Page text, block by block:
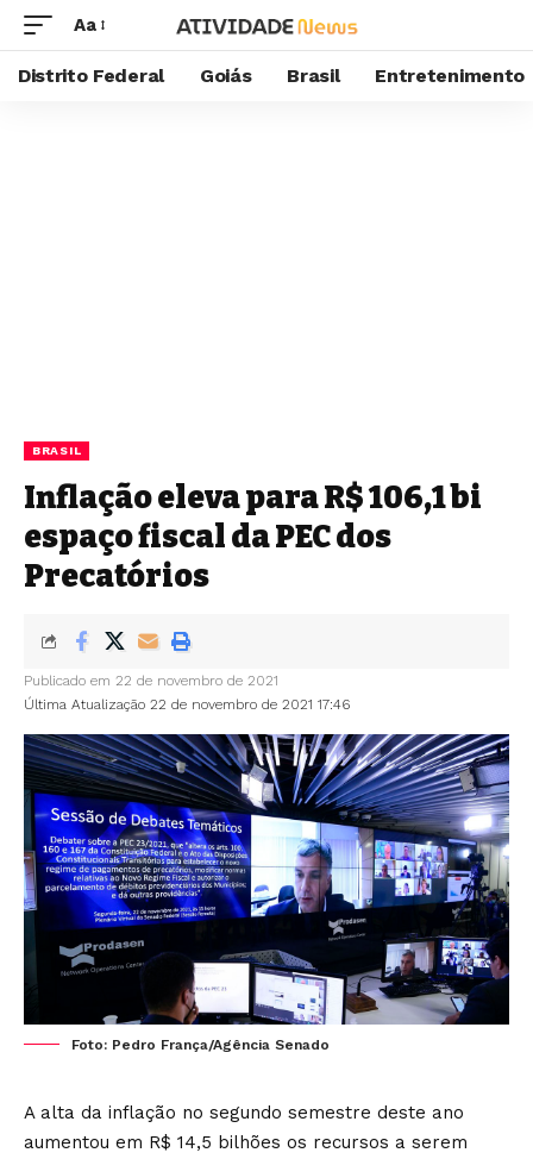
Aa
Distrito Federal Goiás Brasil Entretenimento
BRASIL
Inflação eleva para R$ 106,1 bi
espaço fiscal da PEC dos
Precatórios
Última Atualização 22 de novembro de 2021 17:46
Publicado em 22 de novembro de 2021
Foto: Pedro França/Agência Senado
A alta da inflação no segundo semestre deste ano
aumentou em R$ 14,5 bilhões os recursos a serem